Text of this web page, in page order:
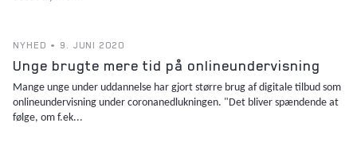
NYHED • 9. JUNI 2020
Unge brugte mere tid på onlineundervisning
Mange unge under uddannelse har gjort større brug af digitale tilbud som
onlineundervisning under coronanedlukningen. "Det bliver spændende at
følge, om f.ek...